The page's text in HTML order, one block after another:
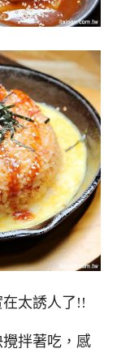
太誘人了!!
拌著吃，感